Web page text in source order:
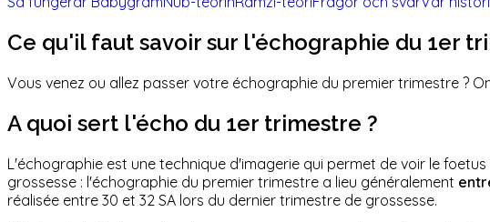
Ce qu'il faut savoir sur l'échographie du 1er
Vous venez ou allez passer votre échographie du premier trimestre ?
A quoi sert l'écho du 1er trimestre ?
L'échographie est une technique d'imagerie qui permet de voir le
grossesse : l'échographie du premier trimestre a lieu généralement
réalisée entre 30 et 32 SA lors du dernier trimestre de grossesse.